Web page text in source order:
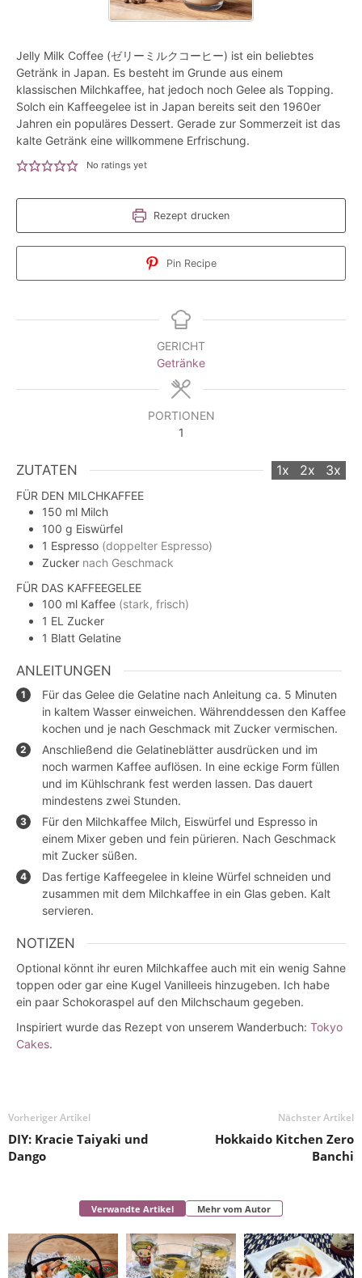
Jelly Milk Coffee (ゼリーミルクコーヒー) ist ein beliebtes
Getränk in Japan. Es besteht im Grunde aus einem
klassischen Milchkaffee, hat jedoch noch Gelee als Topping.
Solch ein Kaffeegelee ist in Japan bereits seit den 1960er
Jahren ein populäres Dessert. Gerade zur Sommerzeit ist das
kalte Getränk eine willkommene Erfrischung.
No ratings yet
Rezept drucken
Pin Recipe
GERICHT
Getränke
PORTIONEN
1
ZUTATEN 1x 2x 3x
FÜR DEN MILCHKAFFEE
150 ml Milch
100 g Eiswürfel
1 Espresso (doppelter Espresso)
Zucker nach Geschmack
FÜR DAS KAFFEEGELEE
100 ml Kaffee (stark, frisch)
1 EL Zucker
1 Blatt Gelatine
ANLEITUNGEN
Für das Gelee die Gelatine nach Anleitung ca. 5 Minuten
in kaltem Wasser einweichen. Währenddessen den Kaffee
kochen und je nach Geschmack mit Zucker vermischen.
Anschließend die Gelatineblätter ausdrücken und im
noch warmen Kaffee auflösen. In eine eckige Form füllen
und im Kühlschrank fest werden lassen. Das dauert
mindestens zwei Stunden.
Für den Milchkaffee Milch, Eiswürfel und Espresso in
einem Mixer geben und fein pürieren. Nach Geschmack
mit Zucker süßen.
Das fertige Kaffeegelee in kleine Würfel schneiden und
zusammen mit dem Milchkaffee in ein Glas geben. Kalt
servieren.
NOTIZEN
Optional könnt ihr euren Milchkaffee auch mit ein wenig Sahne
toppen oder gar eine Kugel Vanilleeis hinzugeben. Ich habe
ein paar Schokoraspel auf den Milchschaum gegeben.
Inspiriert wurde das Rezept von unserem Wanderbuch: Tokyo
Cakes.
Vorheriger Artikel
DIY: Kracie Taiyaki und
Dango
Nächster Artikel
Hokkaido Kitchen Zero
Banchi
Verwandte Artikel Mehr vom Autor